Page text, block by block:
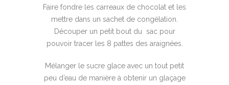
Faire fondre les carreaux de chocolat et les
mettre dans un sachet de congélation.
Découper un petit bout du sac pour
pouvoir tracer les 8 pattes des araignées.
Mélanger le sucre glace avec un tout petit
peu d’eau de manière à obtenir un glaçage